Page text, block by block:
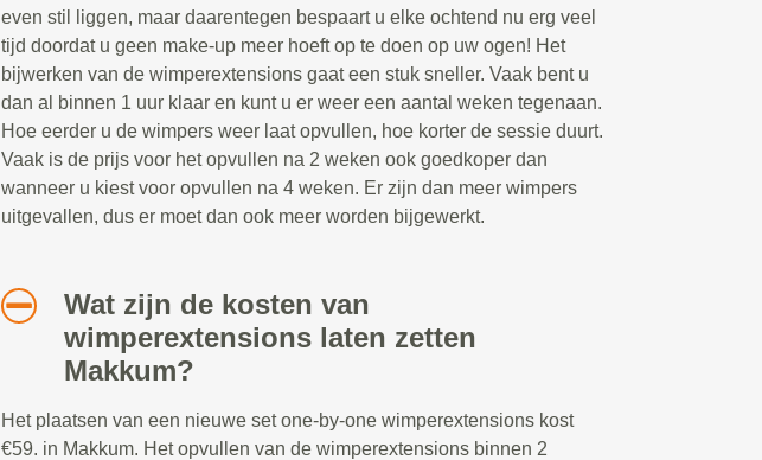
even stil liggen, maar daarentegen bespaart u elke ochtend nu erg veel
tijd doordat u geen make-up meer hoeft op te doen op uw ogen! Het
bijwerken van de wimperextensions gaat een stuk sneller. Vaak bent u
dan al binnen 1 uur klaar en kunt u er weer een aantal weken tegenaan.
Hoe eerder u de wimpers weer laat opvullen, hoe korter de sessie duurt.
Vaak is de prijs voor het opvullen na 2 weken ook goedkoper dan
wanneer u kiest voor opvullen na 4 weken. Er zijn dan meer wimpers
uitgevallen, dus er moet dan ook meer worden bijgewerkt.
Wat zijn de kosten van
wimperextensions laten zetten
Makkum?
Het plaatsen van een nieuwe set one-by-one wimperextensions kost
€59. in Makkum. Het opvullen van de wimperextensions binnen 2